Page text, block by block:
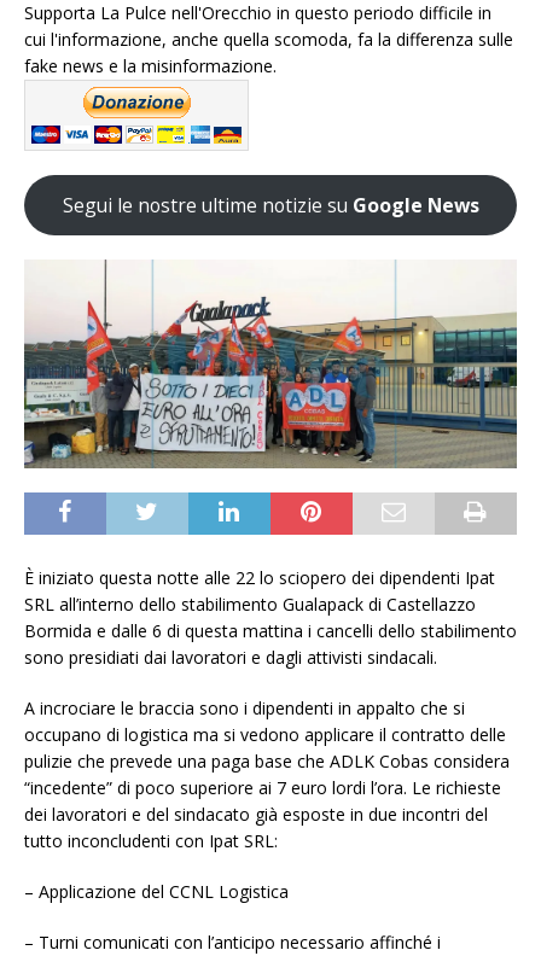
Supporta La Pulce nell'Orecchio in questo periodo difficile in
cui l'informazione, anche quella scomoda, fa la differenza sulle
fake news e la misinformazione.
Segui le nostre ultime notizie su Google News
È iniziato questa notte alle 22 lo sciopero dei dipendenti Ipat
SRL all’interno dello stabilimento Gualapack di Castellazzo
Bormida e dalle 6 di questa mattina i cancelli dello stabilimento
sono presidiati dai lavoratori e dagli attivisti sindacali.
A incrociare le braccia sono i dipendenti in appalto che si
occupano di logistica ma si vedono applicare il contratto delle
pulizie che prevede una paga base che ADLK Cobas considera
“incedente” di poco superiore ai 7 euro lordi l’ora. Le richieste
dei lavoratori e del sindacato già esposte in due incontri del
tutto inconcludenti con Ipat SRL:
– Applicazione del CCNL Logistica
– Turni comunicati con l’anticipo necessario affinché i